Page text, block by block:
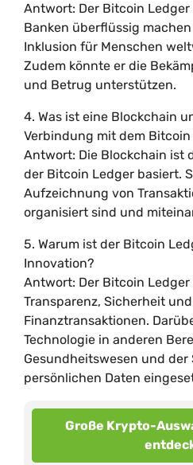
Antwort: Der Bitcoin
Banken überflüssig
Inklusion für Menschen
Zudem könnte er die
und Betrug unterstützen.
4. Was ist eine Blockchain
Verbindung mit dem Bitcoin
Antwort: Die Blockchain ist
der Bitcoin Ledger basiert.
Aufzeichnung von
organisiert sind und
5. Warum ist der Bitcoin
Innovation?
Antwort: Der Bitcoin
Transparenz, Sicherheit
Finanztransaktionen.
Technologie in anderen
Gesundheitswesen und der
persönlichen Daten
Große Krypto-